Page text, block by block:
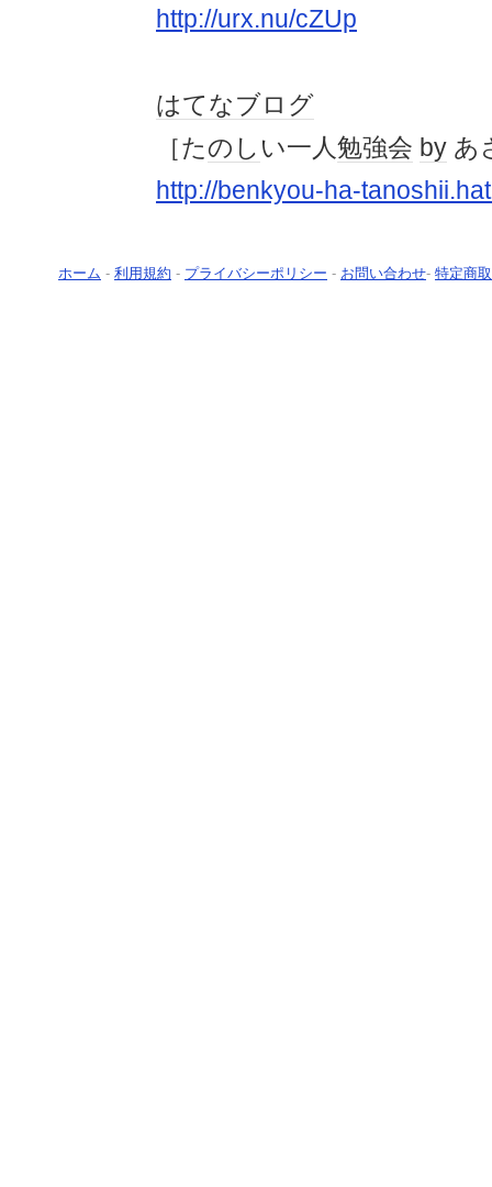
http://urx.nu/cZUp
はてなブログ
［たのし い一人勉強会 by あ
http://benkyou-ha-
ホーム - 利用規約 - プライバシーポリシー - お問い合わせ- 特定商